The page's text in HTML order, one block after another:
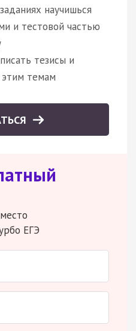
научишься
и тестовой частью
тезисы и
темам
ЕГЭ